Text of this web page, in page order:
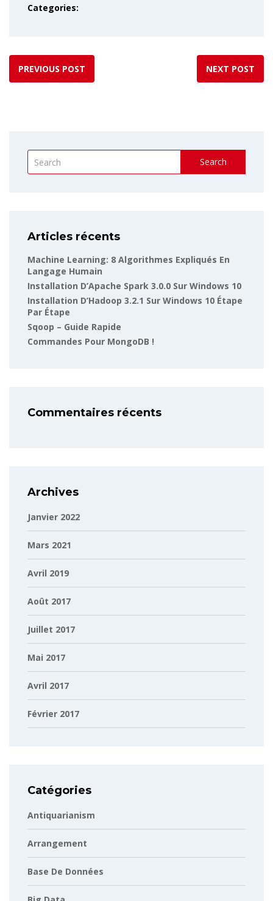
Categories:
PREVIOUS POST NEXT POST
Search
Articles récents
Machine Learning: 8 Algorithmes Expliqués En
Langage Humain
Installation D’Apache Spark 3.0.0 Sur Windows 10
Installation D’Hadoop 3.2.1 Sur Windows 10 Étape
Par Étape
Sqoop – Guide Rapide
Commandes Pour MongoDB !
Commentaires récents
Archives
Janvier 2022
Mars 2021
Avril 2019
Août 2017
Juillet 2017
Mai 2017
Avril 2017
Février 2017
Catégories
Antiquarianism
Arrangement
Base De Données